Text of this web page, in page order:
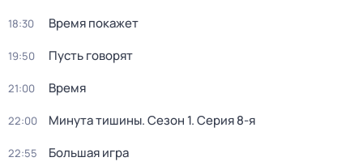
18:30 Время покажет
19:50 Пусть говорят
21:00 Время
22:00 Минута тишины. Сезон 1. Серия 8-я
22:55 Большая игра